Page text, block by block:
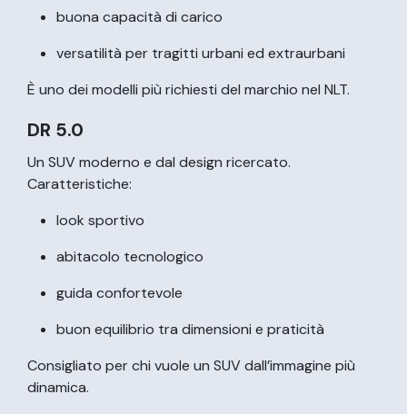
buona capacità di carico
versatilità per tragitti urbani ed extraurbani
È uno dei modelli più richiesti del marchio nel NLT.
DR 5.0
Un SUV moderno e dal design ricercato.
Caratteristiche:
look sportivo
abitacolo tecnologico
guida confortevole
buon equilibrio tra dimensioni e praticità
Consigliato per chi vuole un SUV dall’immagine più
dinamica.